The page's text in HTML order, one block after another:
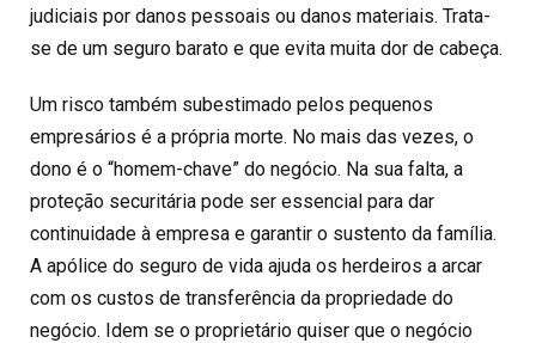
judiciais por danos pessoais ou danos materiais. Trata-
se de um seguro barato e que evita muita dor de cabeça.
Um risco também subestimado pelos pequenos
empresários é a própria morte. No mais das vezes, o
dono é o “homem-chave” do negócio. Na sua falta, a
proteção securitária pode ser essencial para dar
continuidade à empresa e garantir o sustento da família.
A apólice do seguro de vida ajuda os herdeiros a arcar
com os custos de transferência da propriedade do
negócio. Idem se o proprietário quiser que o negócio